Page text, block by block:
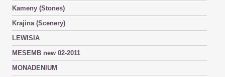
Kameny (Stones)
Krajina (Scenery)
LEWISIA
MESEMB new 02-2011
MONADENIUM